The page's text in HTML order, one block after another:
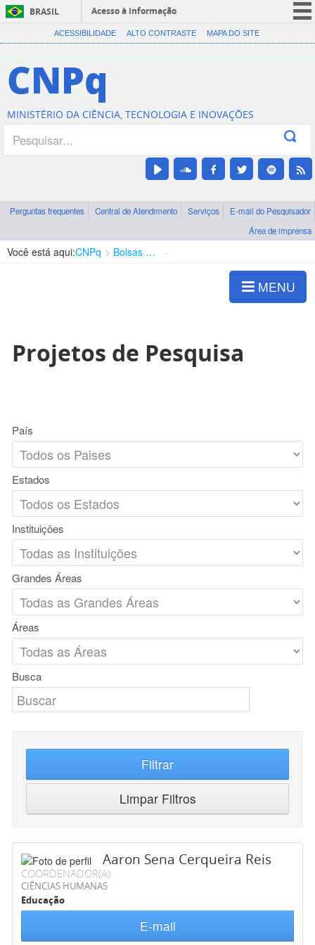
BRASIL
Acesso à informação
CORONAVÍRUS (COVID-19)
Canais
ACESSIBILIDADE ALTO CONTRASTE MAPA DO SITE
CNPq
MINISTÉRIO DA CIÊNCIA, TECNOLOGIA E INOVAÇÕES
Perguntas frequentes Central de Atendimento Serviços
E-mail do Pesquisador
Área de imprensa
Você está aqui:CNPq Bolsas e Auxílios Vigentes
MENU
Projetos de Pesquisa
País
Estados
Instituições
Grandes Áreas
Áreas
Busca
Filtrar
Limpar Filtros
Aaron Sena Cerqueira Reis
COORDENADOR(A)
CIÊNCIAS HUMANAS
Educação
E-mail